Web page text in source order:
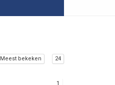
Meest bekeken 24
1